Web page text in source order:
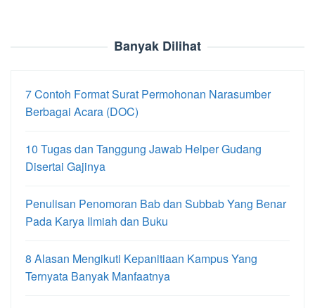
Banyak Dilihat
7 Contoh Format Surat Permohonan Narasumber
Berbagai Acara (DOC)
10 Tugas dan Tanggung Jawab Helper Gudang
Disertai Gajinya
Penulisan Penomoran Bab dan Subbab Yang Benar
Pada Karya Ilmiah dan Buku
8 Alasan Mengikuti Kepanitiaan Kampus Yang
Ternyata Banyak Manfaatnya